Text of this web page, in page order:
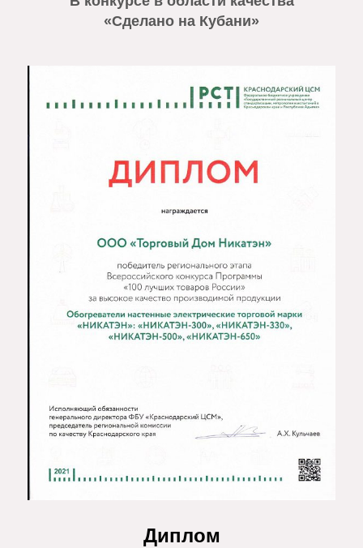
«Сделано на Кубани»
Диплом